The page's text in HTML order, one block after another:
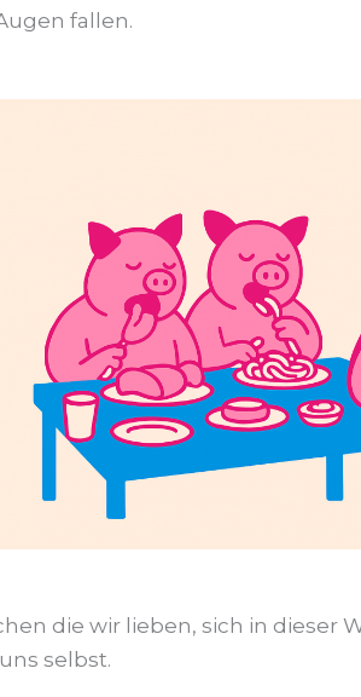
fallen.
die wir lieben, sich in dieser
selbst.